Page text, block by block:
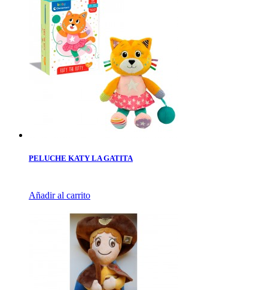
PELUCHE KATY LA GATITA
Añadir al carrito